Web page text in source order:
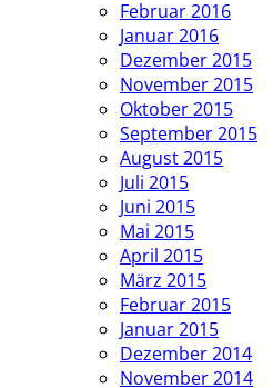
Februar 2016
Januar 2016
Dezember 2015
November 2015
Oktober 2015
September 2015
August 2015
Juli 2015
Juni 2015
Mai 2015
April 2015
März 2015
Februar 2015
Januar 2015
Dezember 2014
November 2014